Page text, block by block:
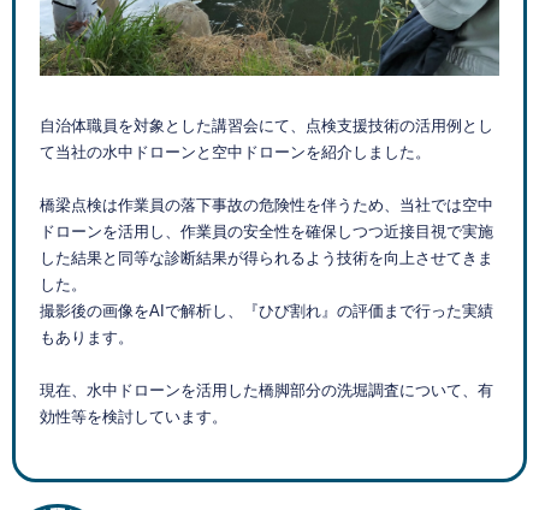
自治体職員を対象とした講習会にて、点検支援技術の活用例とし
て当社の水中ドローンと空中ドローンを紹介しました。
橋梁点検は作業員の落下事故の危険性を伴うため、当社では空中
ドローンを活用し、作業員の安全性を確保しつつ近接目視で実施
した結果と同等な診断結果が得られるよう技術を向上させてきま
した。
撮影後の画像をAIで解析し、『ひび割れ』の評価まで行った実績
もあります。
現在、水中ドローンを活用した橋脚部分の洗堀調査について、有
効性等を検討しています。